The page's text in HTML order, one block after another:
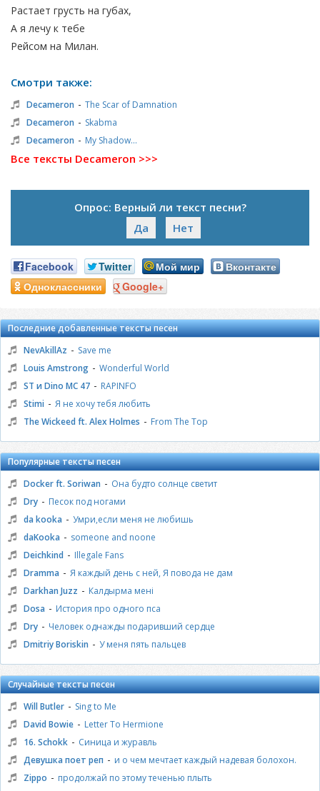
Растает грусть на губах,
А я лечу к тебе
Рейсом на Милан.
Смотри также:
Decameron - The Scar of Damnation
Decameron - Skabma
Decameron - My Shadow...
Все тексты Decameron >>>
Опрос: Верный ли текст песни?
Да
Нет
Facebook Twitter Мой мир
Вконтакте
Одноклассники
Google+
Последние добавленные тексты песен
NevAkillAz - Save me
Louis Amstrong - Wonderful World
ST и Dino MC 47 - RAPINFO
Stimi - Я не хочу тебя любить
The Wickeed ft. Alex Holmes - From The Top
Популярные тексты песен
Docker ft. Soriwan - Она будто солнце светит
Dry - Песок под ногами
da kooka - Умри,если меня не любишь
daKooka - someone and noone
Deichkind - Illegale Fans
Dramma - Я каждый день с ней, Я повода не дам
Darkhan Juzz - Калдырма менi
Dosa - История про одного пса
Dry - Человек однажды подаривший сердце
Dmitriy Boriskin - У меня пять пальцев
Случайные тексты песен
Will Butler - Sing to Me
David Bowie - Letter To Hermione
16. Schokk - Синица и журавль
Девушка поет реп - и о чем мечтает каждый надевая болохон.
Zippo - продолжай по этому теченью плыть